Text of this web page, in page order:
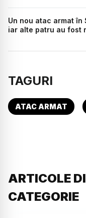
Un nou atac armat în
iar alte patru au fost
TAGURI
ATAC ARMAT
ARTICOLE
CATEGORIE